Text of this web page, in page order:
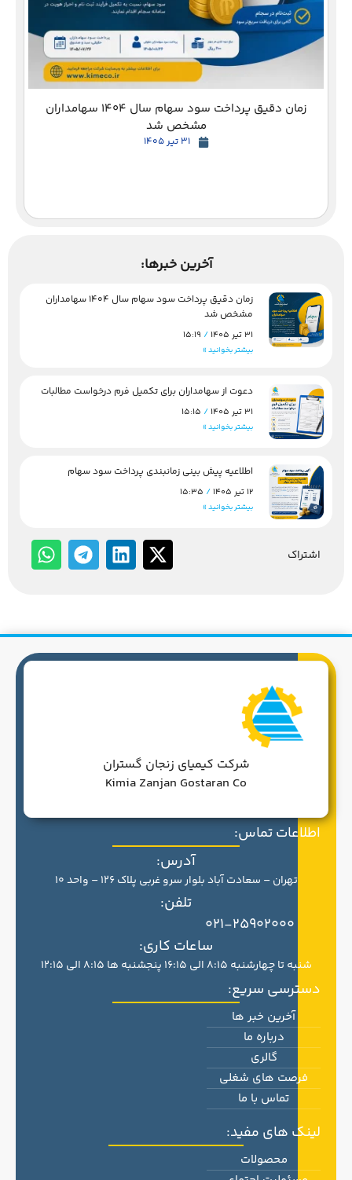
زمان دقیق پرداخت سود سهام سال 1404 سهامداران
مشخص شد
31 تیر 1405
اشتراک
آخرین خبرها:
زمان دقیق پرداخت سود سهام سال 1404 سهامداران
مشخص شد
31 تیر 1405
بیشتر بخوانید »
دعوت از سهامداران برای تکمیل فرم درخواست مطالبات
31 تیر 1405
بیشتر بخوانید »
اطلاعیه پیش بینی زمانبندی پرداخت سود سهام
12 تیر 1405
بیشتر بخوانید »
اطلاعات تماس:
آدرس:
تهران – سعادت آباد بلوار سرو غربی پلاک 126 – واحد 10
تلفن:
021-25902000
ساعات کاری:
شنبه تا چهارشنبه 8:15 الی 16:15 پنجشنبه ها 8:15 الی 12:15
دسترسی سریع:
آخرین خبر ها
درباره ما
گالری
فرصت های شغلی
تماس با ما
لینک های مفید:
محصولات
شرکت کیمیای زنجان گستران
Kimia Zanjan Gostaran Co